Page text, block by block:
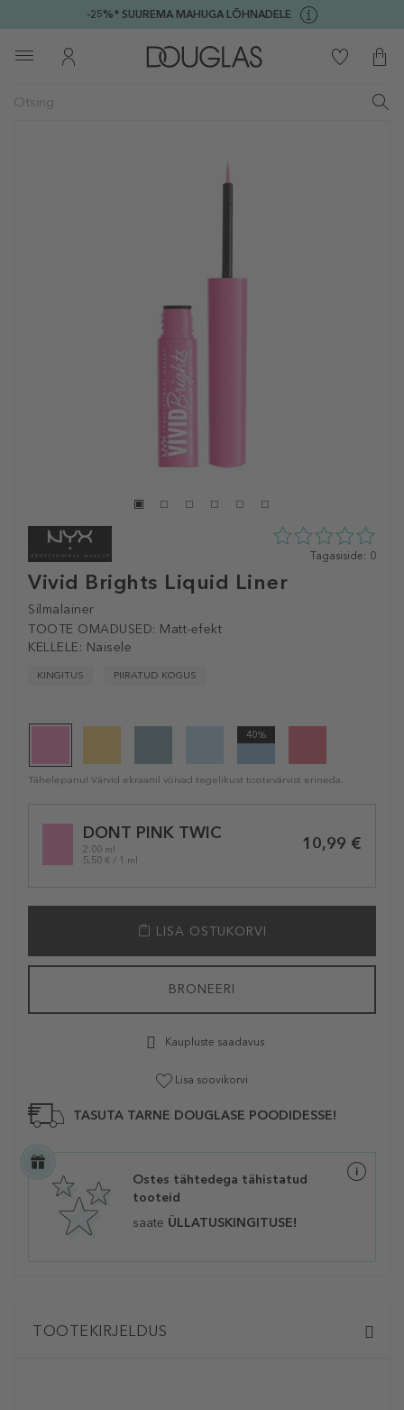
-25%* SUUREMA MAHUGA LÕHNADELE
Vivid Brights Liquid Liner
Silmalainer
TOOTE OMADUSED: Matt-efekt
KELLELE: Naisele
KINGITUS PIIRATUD KOGUS
0
Tagasiside: 0
40%
Tähelepanu! Värvid ekraanil võivad tegelikust tootevärvist erineda.
variationDONT PINK TWIC
2.00 ml
5,50 € / 1 ml
10,99 €
LISA OSTUKORVI
BRONEERI
Kaupluste saadavus
Lisa soovikorvi
TASUTA TARNE DOUGLASE POODIDESSE!
Ostes tähtedega tähistatud
tooteid
saate ÜLLATUSKINGITUSE!
TOOTEKIRJELDUS